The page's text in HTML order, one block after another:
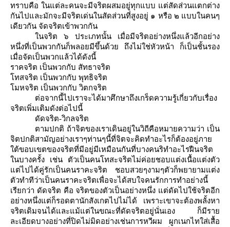
ทราบคือ ในแต่ละคนจะมีจริตผสมอยู่ทุกแบบ แต่สัดส่วนแตกต่าง
กันไปและมักจะมีจริตเด่นในสัดส่วนที่สูงอยู่ ๑ หรือ ๒ แบบในคนๆ
เดียวกัน จัดจริตเข้าพวกกัน
นจริต ๖ ประเภทนั้น เมื่อมีจริตอย่างหนึ่งแล้วอีกอย่าง
หนึ่งที่เป็นพวกกันก็พลอยมีขึ้นด้วย ถึงไม่ใช่หัวหน้า ก็เป็นชั้นรอง
เมื่อจัดเป็นพวกแล้วได้ดังนี้
ราคจริต เป็นพวกกับ สัทธาจริต
ทสจริต เป็นพวกกับ พุทธิจริต
มหจริต เป็นพวกกับ วิตกจริต
ต่อจากนี้ไปเราจะได้มาศึกษาถึงเกร็ดความรู้เกี่ยวกับเรื่อง
จริตเพิ่มเติมดังต่อไปนี้
ดัดจริต-วิกลจริต
ตามปกติ ถ้าจิตของเราเดินอยู่ในวิถีคือหมายความว่า เป็น
จิตปกติสามัญอย่างเราๆท่านๆนี้ที่จิตจะคิดทำอะไรก็ต้องอยู่ภา
ต้ขอบเขตของจริตที่มีอยู่มีเหมือนกันที่บางคนริทำอะไรฝืนจริต
นบางครั้ง เช่น ตัวเป็นคนโทสะจริตไม่ค่อยชอบแต่งเนื้อแต่งตัว
ต่ไปได้คู่รักเป็นคนราคะจริต ชอบสวยๆงามๆตัวก็พยายามแต่ง
ตัวทำทีว่าเป็นคนราคะจริตเพื่อจะได้สบใจคนรักการทำอย่างนี้
เรียกว่า ดัดจริต คือ จริตของตัวเป็นอย่างหนึ่ง แต่ดัดไปใช้จริตอีก
อย่างหนึ่งแต่ก็รอดตานักสังเกตไปไม่ได้ เพราะเขาจะต้องพลั้งหา
จริตเดิมจนได้และแม้แต่ในขณะที่ดัดจริตอยู่นั่นเอง ก็มีรา
ละเอียดบางอย่างที่ปิดไม่มิดอย่างเช่นการหวีผม ผูกเนกไทใส่เสื้อ